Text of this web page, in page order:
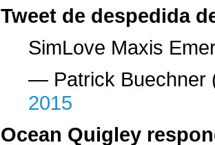
Tweet de despedida
SimLove Maxis
— Patrick Buechner
2015
Ocean Quigley